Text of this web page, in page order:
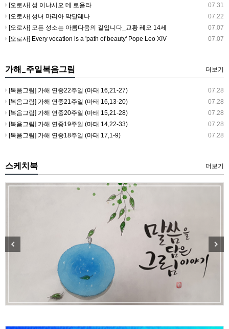
07.31
[오로사] 성 이냐시오 데 로욜라
07.22
[오로사] 성녀 마리아 막달레나
07.07
[오로사] 모든 성소는 아름다움의 길입니다_교황 레오 14세
07.07
[오로사] Every vocation is a 'path of beauty' Pope Leo XIV
더보기
가해_주일복음그림
07.28
[복음그림] 가해 연중22주일 (마태 16,21-27)
07.28
[복음그림] 가해 연중21주일 (마태 16,13-20)
07.28
[복음그림] 가해 연중20주일 (마태 15,21-28)
07.28
[복음그림] 가해 연중19주일 (마태 14,22-33)
07.28
[복음그림] 가해 연중18주일 (마태 17,1-9)
더보기
스케치북